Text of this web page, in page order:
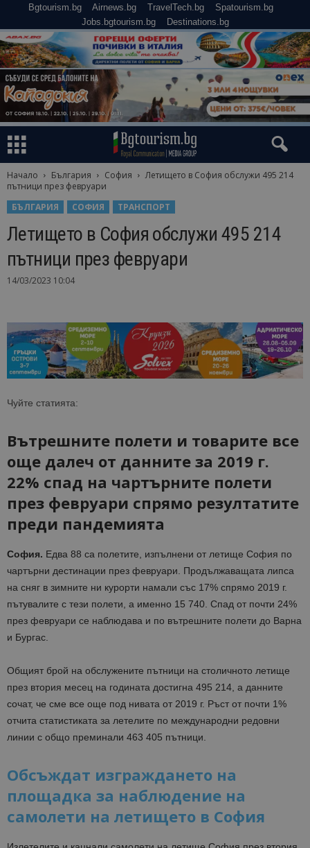
Bgtourism.bg Airnews.bg TravelTech.bg
Spatourism.bg
Jobs.bgtourism.bg
Destinations.bg
Начало България София
Летището в София обслужи 495 214
пътници през февруари
БЪЛГАРИЯ
СОФИЯ ТРАНСПОРТ
Летището в София обслужи 495 214
пътници през февруари
14/03/2023 10:04
Чуйте статията:
Вътрешните полети и товарите все
още далеч от данните за 2019 г.
22% спад на чартърните полети
през февруари спрямо резултатите
преди пандемията
София. Едва 88 са полетите, изпълнени от летище София по
чартърни дестинации през февруари. Продължаващата липса
на сняг в зимните ни курорти намали със 17% спрямо 2019 г.
пътувалите с тези полети, а именно 15 740. Спад от почти 24%
през февруари се наблюдава и по вътрешните полети до Варна
и Бургас.
Общият брой на обслужените пътници на столичното летище
през втория месец на годината достигна 495 214, а данните
сочат, че сме все още под нивата от 2019 г. Ръст от почти 1%
отчита статистиката за летелите по международни редовни
линии с общо преминали 463 405 пътници.
Обсъждат изграждането на
площадка за наблюдение на
самолети на летището в София